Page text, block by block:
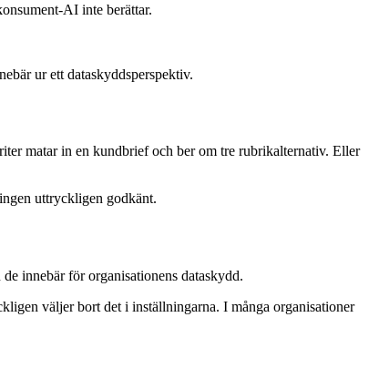
AI inte berättar.
ur ett dataskyddsperspektiv.
matar in en kundbrief och ber om tre rubrikalternativ. Eller
uttryckligen godkänt.
innebär för organisationens dataskydd.
väljer bort det i inställningarna. I många organisationer